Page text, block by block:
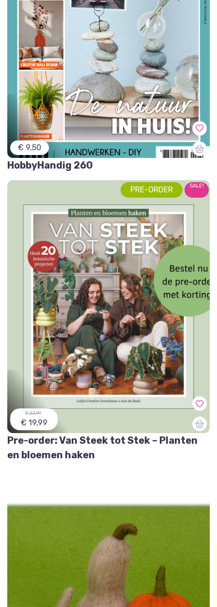
€ 9,50
HobbyHandig 260
PRE-ORDER SALE!
€ 22,99
€ 19,99
Pre-order: Van Steek tot Stek – Planten
en bloemen haken